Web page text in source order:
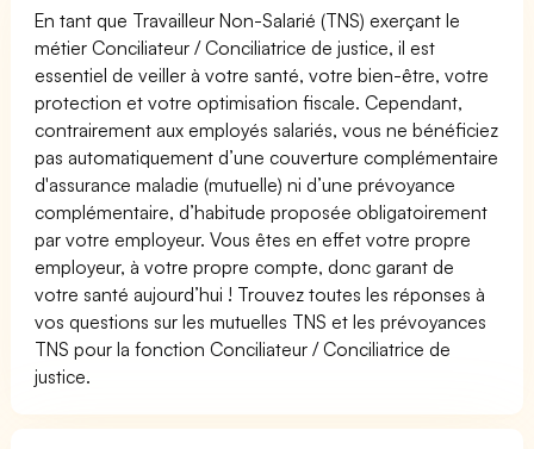
En tant que Travailleur Non-Salarié (TNS) exerçant le
métier Conciliateur / Conciliatrice de justice, il est
essentiel de veiller à votre santé, votre bien-être, votre
protection et votre optimisation fiscale. Cependant,
contrairement aux employés salariés, vous ne bénéficiez
pas automatiquement d’une couverture complémentaire
d'assurance maladie (mutuelle) ni d’une prévoyance
complémentaire, d’habitude proposée obligatoirement
par votre employeur. Vous êtes en effet votre propre
employeur, à votre propre compte, donc garant de
votre santé aujourd’hui ! Trouvez toutes les réponses à
vos questions sur les mutuelles TNS et les prévoyances
TNS pour la fonction Conciliateur / Conciliatrice de
justice.